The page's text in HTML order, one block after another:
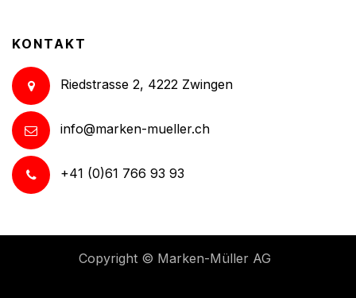
KONTAKT
Riedstrasse 2, 4222 Zwingen
info@marken-mueller.ch
+41 (0)61 766 93 93
Copyright © Marken-Müller AG